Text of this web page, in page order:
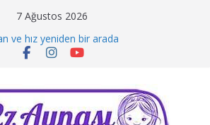
7 Ağustos 2026
ve hız yeniden bir arada
Next Bodrum’da açıldı
test sürüşü